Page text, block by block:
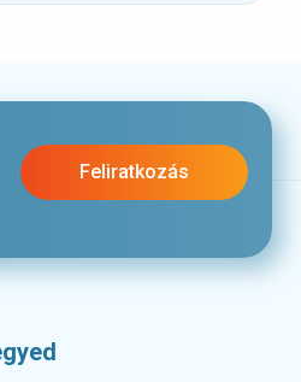
Feliratkozás